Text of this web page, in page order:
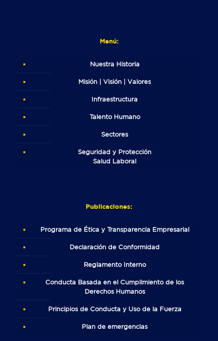
Menú:
Nuestra Historia
Misión | Visión | Valores
Infraestructura
Talento Humano
Sectores
Seguridad y Protección
Salud Laboral
Publicaciones:
Programa de Ética y Transparencia Empresarial
Declaración de Conformidad
Reglamento Interno
Conducta Basada en el Cumplimiento de los
Derechos Humanos
Principios de Conducta y Uso de la Fuerza
Plan de emergencias